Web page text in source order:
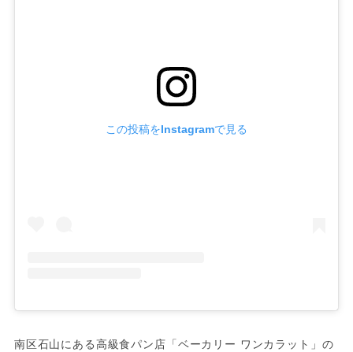
この投稿をInstagramで見る
南区石山にある高級食パン店「ベーカリー ワンカラット」の